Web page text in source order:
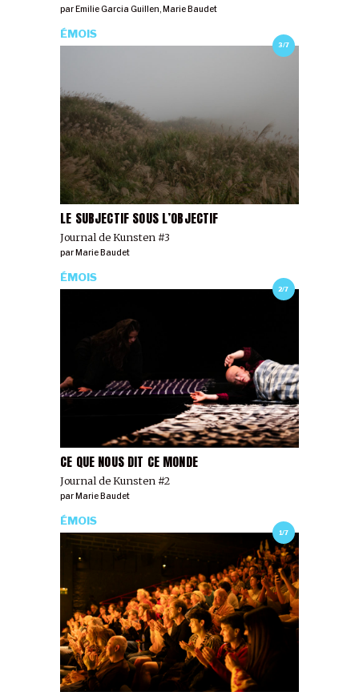
parEmilie Garcia Guillen,Marie Baudet
3/7
LE SUBJECTIF SOUS L’OBJECTIF
Journal de Kunsten #3
ÉMOIS
par Marie Baudet
2/7
CE QUE NOUS DIT CE MONDE
Journal de Kunsten #2
ÉMOIS
par Marie Baudet
1/7
ÉMOIS